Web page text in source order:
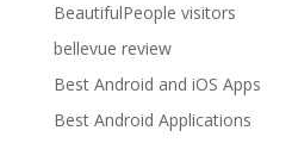
BeautifulPeople visitors
bellevue review
Best Android and iOS Apps
Best Android Applications